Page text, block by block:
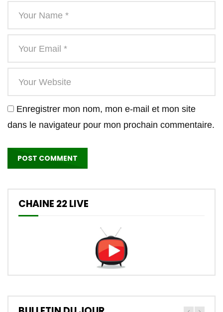
Enregistrer mon nom, mon e-mail et mon site
dans le navigateur pour mon prochain commentaire.
CHAINE 22 LIVE